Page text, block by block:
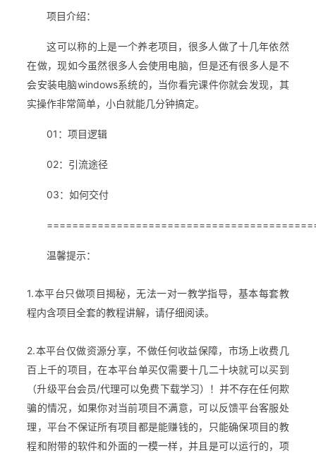
项目介绍：
这可以称的上是一个养老项目，很多人做了十几年依然
在做，现如今虽然很多人会使用电脑，但是还有很多人是不
会安装电脑windows系统的，当你看完课件你就会发现，其
实操作非常简单，小白就能几分钟搞定。
01：项目逻辑
02：引流途径
03：如何交付
温馨提示：
1.本平台只做项目揭秘，无法一对一教学指导，基本每套教
程内含项目全套的教程讲解，请仔细阅读。
2.本平台仅做资源分享，不做任何收益保障，市场上收费几
百上千的项目，在本平台单买仅需要十几二十块就可以买到
（升级平台会员/代理可以免费下载学习）！并不存在任何欺
骗的情况，如果你对当前项目不满意，可以反馈平台客服处
理，平台不保证所有项目都是能赚钱的，只能确保项目的教
程和附带的软件和外面的一模一样，并且是可以运行的，项